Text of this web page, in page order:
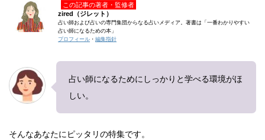
この記事の著者・監修者
zired（ジレット）
占い師および占いの専門集団からなる占いメディア。著書は「一番わかりやすい
占い師になるための本」
プロフィール ・ 編集指針
占い師になるためにしっかりと学べる環境がほ
しい。
そんなあなたにピッタリの特集です。